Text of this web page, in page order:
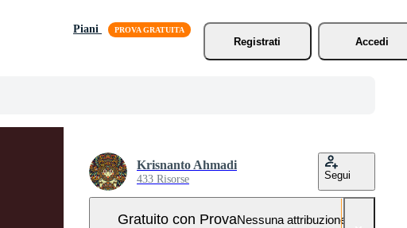
Piani
Registrati
Accedi
Krisnanto Ahmadi
433 Risorse Segui
Gratuito con ProvaNessuna attribuzione